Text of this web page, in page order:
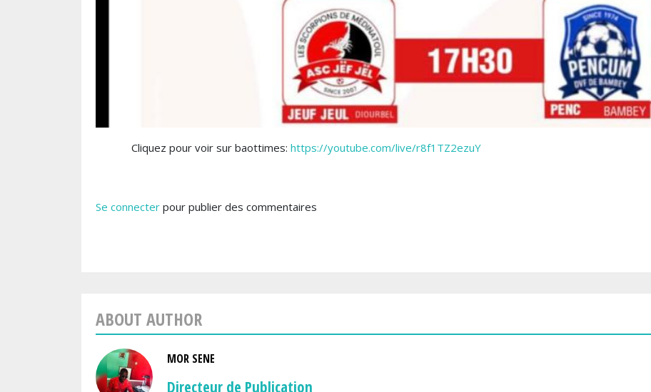
Cliquez pour voir sur baottimes: https://youtube.com/live/r8f1TZ2ezuY
Se connecter pour publier des commentaires
ABOUT AUTHOR
MOR SENE
Directeur de Publication